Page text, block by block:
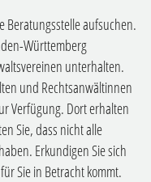
Beratungsstelle aufsuchen.
Württemberg
unterhalten.
und Rechtsanwältinnen
Verfügung. Dort erhalten
Sie, dass nicht alle
Erkundigen Sie sich
Sie in Betracht kommt.